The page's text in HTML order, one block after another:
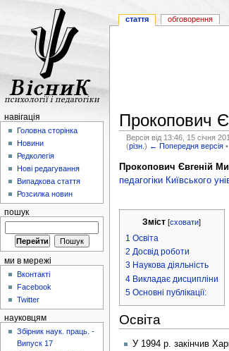
Прокопович
Версія від 13:46, 15 січня
(різн.) ← Попередня версія
Прокопович Євгеній
педагогіки Київського
Зміст [сховати]
1 Освіта
2 Досвід роботи
3 Наукова діяльність
4 Викладає дисципліни
5 Основні публікації:
Освіта
У 1994 р. закінчив
стаття обговорення
навігація
Головна сторінка
Новини
Редколегія
Нові редагування
Випадкова стаття
Розсилка новин
пошук
ми в мережі
Вконтакті
Facebook
Twitter
науковцям
Збірник наук. праць. -
Випуск 17